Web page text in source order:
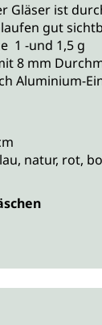
Gläser ist
gut
1 -und 1,5 g
8 mm
Aluminium-
natur, rot,